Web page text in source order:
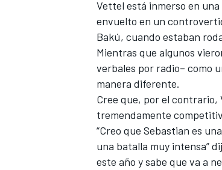
Vettel está inmerso en
envuelto en un
Bakú, cuando estaban
Mientras que algunos
verbales por radio– como
manera diferente.
Cree que, por el contrario,
tremendamente
“Creo que Sebastian es
una batalla muy intensa”
este año y sabe que va a